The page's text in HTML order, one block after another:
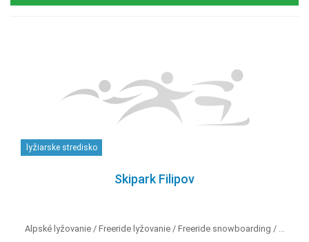
lyžiarske stredisko
Skipark Filipov
Alpské lyžovanie Freeride lyžovanie Freeride snowboarding ...